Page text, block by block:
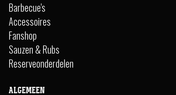
Barbecue's
Accessoires
Fanshop
Sauzen & Rubs
Reserveonderdelen
ALGEMEEN